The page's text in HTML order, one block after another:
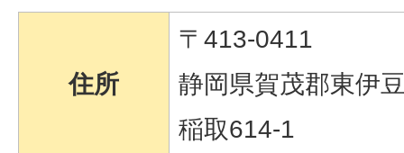
住所
〒413-0411
静岡県賀茂郡東伊
稲取614-1